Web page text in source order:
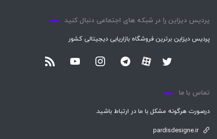
پردیس دیزاین را در شبکه های اجتماعی دنبال کنید
پردیس دیزاین برترین فروشگاه بازاریابی دیجیتالی کشور
تماس با ما
درصورت هرگونه مشکل با ما در ارتباط باشید.
pardisdesigne.ir